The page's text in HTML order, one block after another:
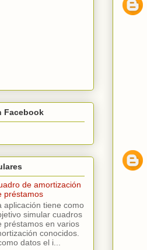
Facebook
de amortización
préstamos
aplicación tiene como
simular cuadros
préstamos en varios
conocidos.
datos el i...